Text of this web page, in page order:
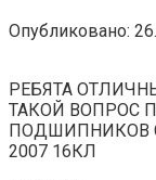
Опубликовано:
РЕБЯТА
ТАКОЙ ВОПРОС
ПОДШИПНИКОВ
2007 16КЛ